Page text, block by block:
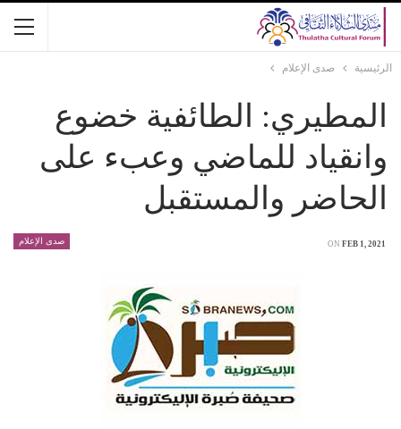
الرئيسية صدى الإعلام
المطيري: الطائفية خضوع
وانقياد للماضي وعبء على
الحاضر والمستقبل
صدى الإعلام ON FEB 1, 2021